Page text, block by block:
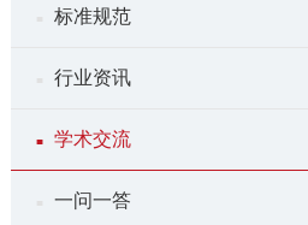
标准规范
行业资讯
■ 学术交流
一问一答